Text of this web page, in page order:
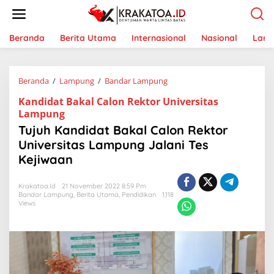
t
Beranda Berita Utama Internasional Nasional
Beranda / Lampung / Bandar Lampung
j
h
K
a
d
a
Kandidat Bakal Calon Rektor Universitas
Lampung
Tujuh Kandidat Bakal Calon Rektor
Universitas Lampung Jalani Tes
Kejiwaan
Krakatoa.id
21 November 2022 8:59 Pm
Bandar Lampung, Berita Utama, Pendidikan
1,118
Views